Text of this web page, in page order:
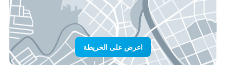
اعرض على الخريطة